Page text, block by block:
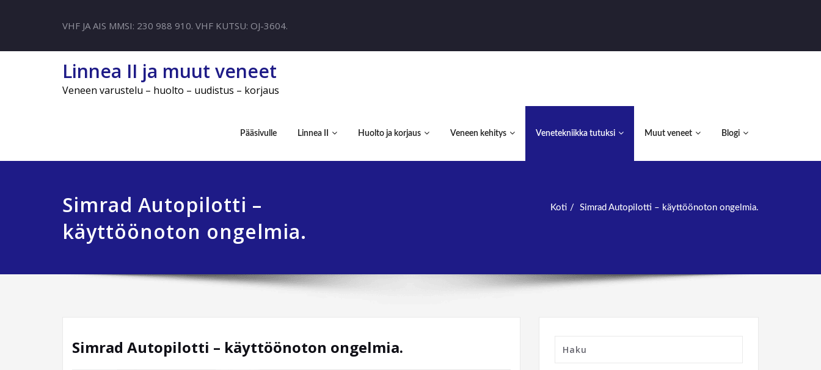
VHF JA AIS MMSI: 230 988 910. VHF KUTSU: OJ-3604.
Linnea II ja muut veneet
Veneen varustelu – huolto – uudistus – korjaus
Pääsivulle Linnea II Huolto ja korjaus Veneen kehitys Venetekniikka tutuksi Muut veneet Blogi
Simrad Autopilotti –
käyttöönoton ongelmia.
Koti Simrad Autopilotti – käyttöönoton ongelmia.
Simrad Autopilotti – käyttöönoton ongelmia.